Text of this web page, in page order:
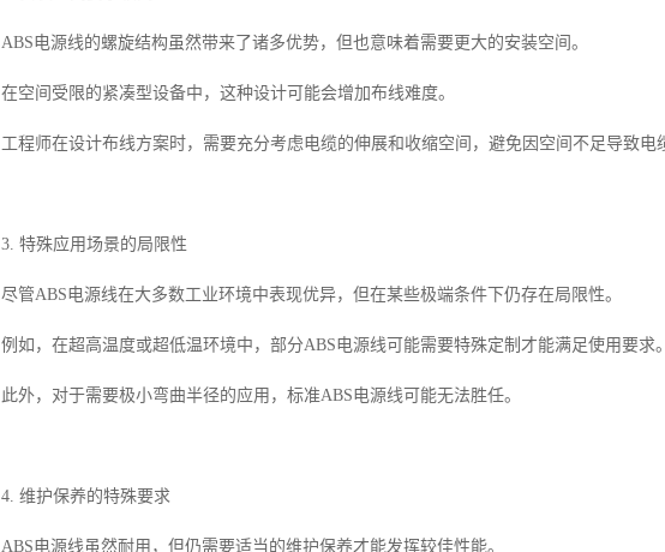
ABS电源线的螺旋结构虽然带来了诸多优势，但也意味着需要更大的安装空间。
在空间受限的紧凑型设备中，这种设计可能会增加布线难度。
工程师在设计布线方案时，需要充分考虑电缆的伸展和收缩空间，避免因空间不足导致电
3. 特殊应用场景的局限性
尽管ABS电源线在大多数工业环境中表现优异，但在某些极端条件下仍存在局限性。
例如，在超高温度或超低温环境中，部分ABS电源线可能需要特殊定制才能满足使用要求
此外，对于需要极小弯曲半径的应用，标准ABS电源线可能无法胜任。
4. 维护保养的特殊要求
ABS电源线虽然耐用，但仍需要适当的维护保养才能发挥较佳性能。